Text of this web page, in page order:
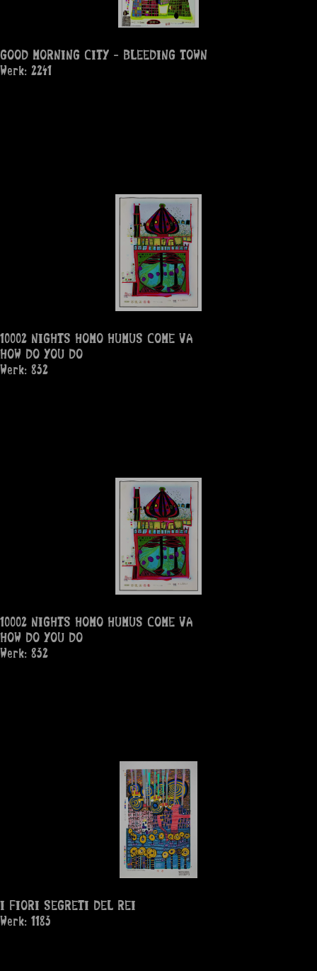
GOOD MORNING CITY - BLEEDING TOWN
Werk: 2241
10002 NIGHTS HOMO HUMUS COME VA
HOW DO YOU DO
Werk: 832
10002 NIGHTS HOMO HUMUS COME VA
HOW DO YOU DO
Werk: 832
I FIORI SEGRETI DEL REI
Werk: 1183